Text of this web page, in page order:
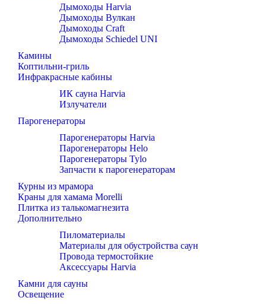
Дымоходы Harvia
Дымоходы Вулкан
Дымоходы Craft
Дымоходы Schiedel UNI
Камины
Коптильни-гриль
Инфракрасные кабины
ИК сауна Harvia
Излучатели
Парогенераторы
Парогенераторы Harvia
Парогенераторы Helo
Парогенераторы Tylo
Запчасти к парогенераторам
Курны из мрамора
Краны для хамама Morelli
Плитка из талькомагнезита
Дополнительно
Пиломатериалы
Материалы для обустройства саун
Провода термостойкие
Аксессуары Harvia
Камни для сауны
Освещение